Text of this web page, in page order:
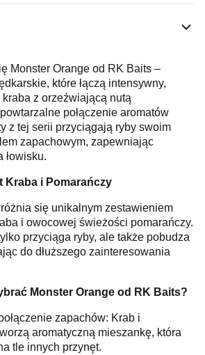
Monster Orange od RK Baits –
które łączą intensywny,
z orzeźwiającą nutą
połączenie aromatów
z tej serii przyciągają ryby swoim
zapachowym, zapewniając
łowisku.
Kraba i Pomarańczy
się unikalnym zestawieniem
i owocowej świeżości pomarańczy.
przyciąga ryby, ale także pobudza
do dłuższego zainteresowania
Monster Orange od RK Baits?
zapachów: Krab i
aromatyczną mieszankę, która
tle innych przynęt.